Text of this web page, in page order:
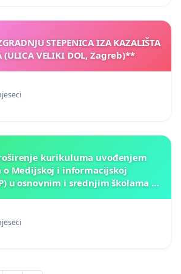
STEPENICA IZA KAZALIŠTA
(ULICA VELIKI DOL, Zagreb)**
kurikuluma uvođenjem
o Medijskoj i informacijskoj
u osnovnim i srednjim školama u